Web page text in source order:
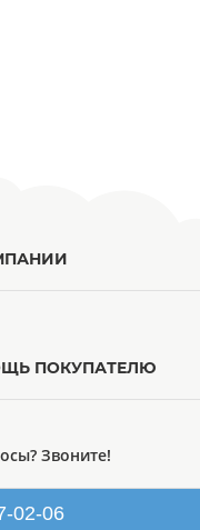
ПОКУПАТЕЛЮ
Звоните!
02-06